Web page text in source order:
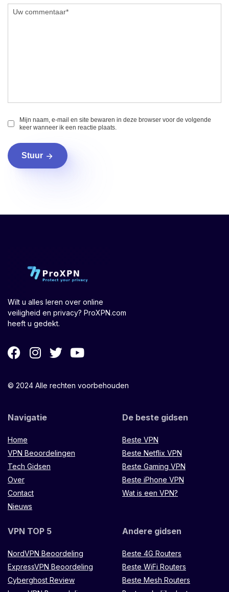
Mijn naam, e-mail en site bewaren in deze browser voor de volgende
keer wanneer ik een reactie plaats.
Stuur
Wilt u alles leren over online
veiligheid en privacy? ProXPN.com
heeft u gedekt.
© 2024 Alle rechten voorbehouden
Navigatie
Home
VPN Beoordelingen
Tech Gidsen
Over
Contact
Nieuws
De beste gidsen
Beste VPN
Beste Netflix VPN
Beste Gaming VPN
Beste iPhone VPN
Wat is een VPN?
VPN TOP 5
NordVPN Beoordeling
ExpressVPN Beoordeling
Cyberghost Review
Andere gidsen
Beste 4G Routers
Beste WiFi Routers
Beste Mesh Routers